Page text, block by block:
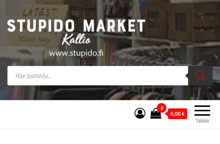
Stupido Market – verkossa ja kivijalassa
Stupido Market on vaihtoehtomusaan
erikoistunut verkko- sekä
kivijalkakauppa Helsingissä Kallion
sydämessä.
Valikko
0
0,00€